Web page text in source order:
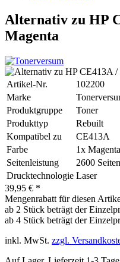
Alternativ zu HP
Magenta
Artikel-Nr.
102200
Marke
Produktgruppe
Toner
Produkttyp
Rebuilt
Kompatibel zu
CE413A
Farbe
1x Magenta
Seitenleistung
2600 Seiten
Drucktechnologie Laser
39,95 € *
Mengenrabatt für diesen
ab 2 Stück beträgt der
ab 4 Stück beträgt der
inkl. MwSt. zzgl.